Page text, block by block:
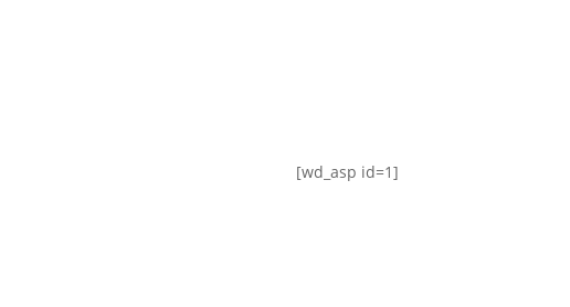
[wd_asp id=1]